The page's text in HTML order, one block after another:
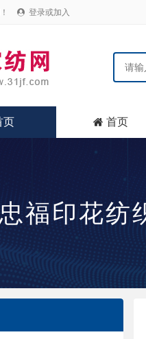
 登录或加入
页  首页
福印花纺